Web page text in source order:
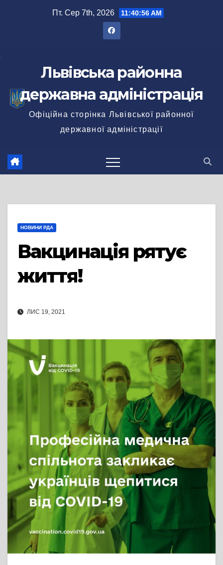
Пт. Сер 7th, 2026 11:40:57 AM
Львівська районна
державна адміністрація
Офіційна сторінка Львівської районної
державної адміністрації
НОВИНИ РДА
Вакцинація рятує
життя!
ЛИС 19, 2021